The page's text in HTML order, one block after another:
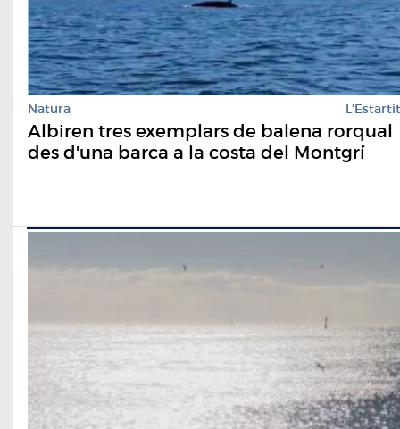
Natura L'Estartit
Albiren tres exemplars de balena rorqual
des d'una barca a la costa del Montgrí